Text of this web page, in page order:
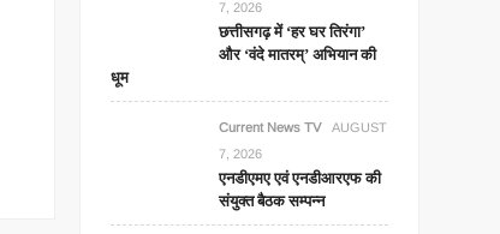
7, 2026
छत्तीसगढ़ में ‘हर घर तिरंगा’
और ‘वंदे मातरम्’ अभियान की
धूम
Current News TV
AUGUST
7, 2026
एनडीएमए एवं एनडीआरएफ की
संयुक्त बैठक सम्पन्न